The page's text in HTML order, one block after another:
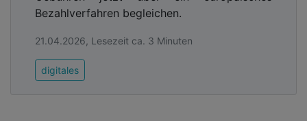
Daten erhalten bleibt.
Bezahlverfahren begleichen.
21.04.2026, Lesezeit ca. 3 Minuten
digitales